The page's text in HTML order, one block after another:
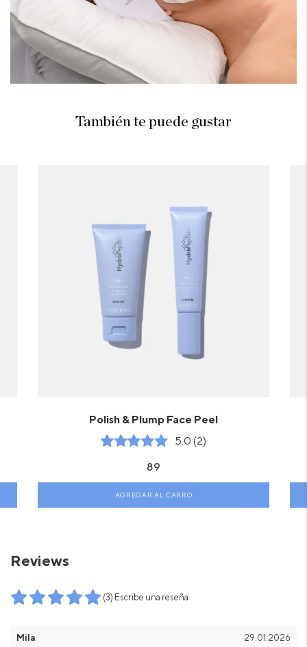
También te puede gustar
Polish & Plump Face Peel
5.0 (2)
89
AGREGAR AL CARRO
Reviews
(3) Escribe una reseña
Mila 29.01.2026